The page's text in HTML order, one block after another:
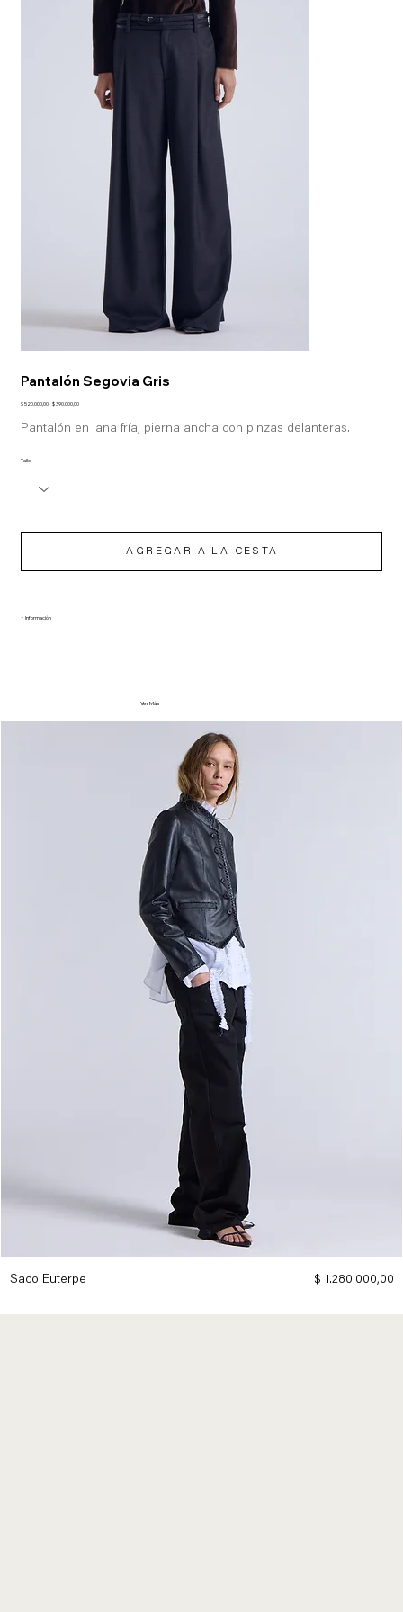
Pantalón Segovia Gris
Precio
$ 520.000,00 Precio
oferta
$ 390.000,00
Pantalón en lana fría, pierna ancha con pinzas delanteras.
Talle
AGREGAR A LA CESTA
+ Información
Saco Euterpe Precio
$ 1.280.000,00
Ver Más